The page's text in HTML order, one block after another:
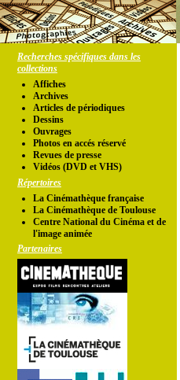
Recherches spécifiques dans les
collections
Affiches
Archives
Articles de périodiques
Dessins
Ouvrages
Photos en accés réservé
Revues de presse
Vidéos (DVD et VHS)
Répertoires
La Cinémathèque française
La Cinémathèque de Toulouse
Centre National du Cinéma et de
l'image animée
Partenaires